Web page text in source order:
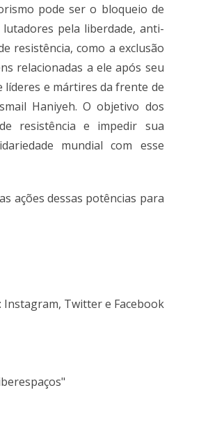
pode ser o bloqueio de
pela liberdade, anti-
resistência, como a exclusão
relacionadas a ele após seu
líderes e mártires da frente de
Haniyeh. O objetivo dos
resistência e impedir sua
mundial com esse
ações dessas potências para
Instagram, Twitter e Facebook